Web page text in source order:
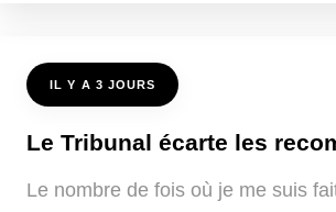
IL Y A 3 JOURS
Le Tribunal écarte les
Le nombre de fois où je me suis